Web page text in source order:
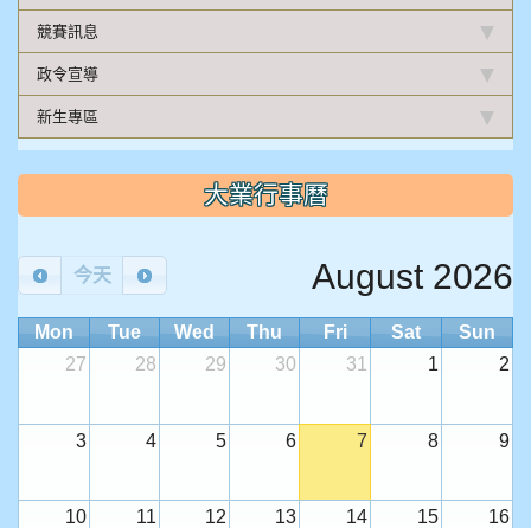
競賽訊息
政令宣導
新生專區
大業行事曆
今天 August 2026
Mon Tue Wed Thu Fri Sat
Sun
27
28 29 30 31 1 2
3 4 5 6 7 8 9
10 11 12 13 14 15 16